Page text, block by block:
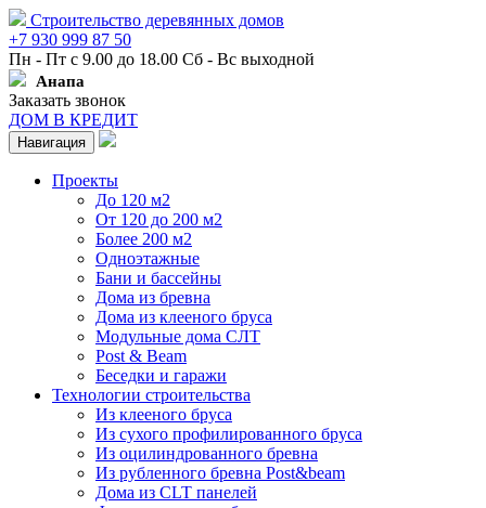
Строительство деревянных домов
+7 930 999 87 50
Пн - Пт с 9.00 до 18.00 Сб - Вс выходной
Анапа
Заказать звонок
ДОМ В КРЕДИТ
Навигация
Проекты
До 120 м2
От 120 до 200 м2
Более 200 м2
Одноэтажные
Бани и бассейны
Дома из бревна
Дома из клееного бруса
Модульные дома СЛТ
Post & Beam
Беседки и гаражи
Технологии строительства
Из клееного бруса
Из сухого профилированного бруса
Из оцилиндрованного бревна
Из рубленного бревна Post&beam
Дома из CLT панелей